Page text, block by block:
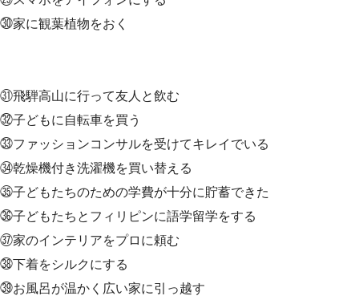
㉚家に観葉植物をおく
㉛飛騨高山に行って友人と飲む
㉜子どもに自転車を買う
㉝ファッションコンサルを受けてキレイでいる
㉞乾燥機付き洗濯機を買い替える
㉟子どもたちのための学費が十分に貯蓄できた
㊱子どもたちとフィリピンに語学留学をする
㊲家のインテリアをプロに頼む
㊳下着をシルクにする
㊴お風呂が温かく広い家に引っ越す